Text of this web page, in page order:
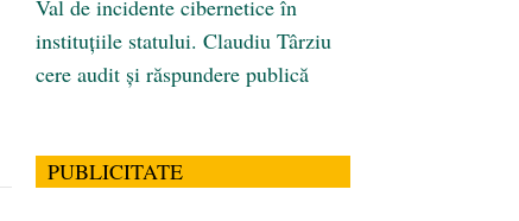
Val de incidente cibernetice în
instituțiile statului. Claudiu Târziu
cere audit și răspundere publică
PUBLICITATE